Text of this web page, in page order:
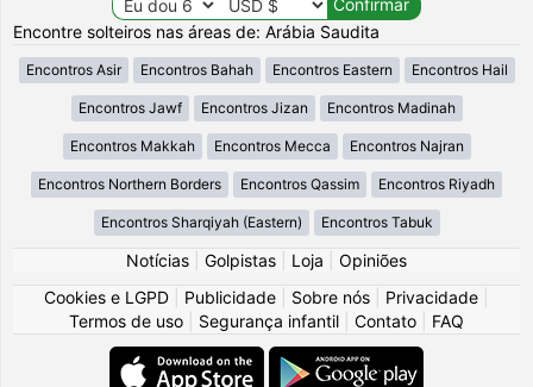
Encontre solteiros nas áreas de: Arábia Saudita
Encontros Asir Encontros Bahah Encontros Eastern Encontros Hail
Encontros Jawf Encontros Jizan Encontros Madinah
Encontros Makkah Encontros Mecca Encontros Najran
Encontros Northern Borders Encontros Qassim Encontros Riyadh
Encontros Sharqiyah (Eastern) Encontros Tabuk
Notícias Golpistas Loja
Opiniões
Cookies e LGPD
Publicidade Sobre nós Privacidade
Termos de uso
Segurança infantil Contato FAQ